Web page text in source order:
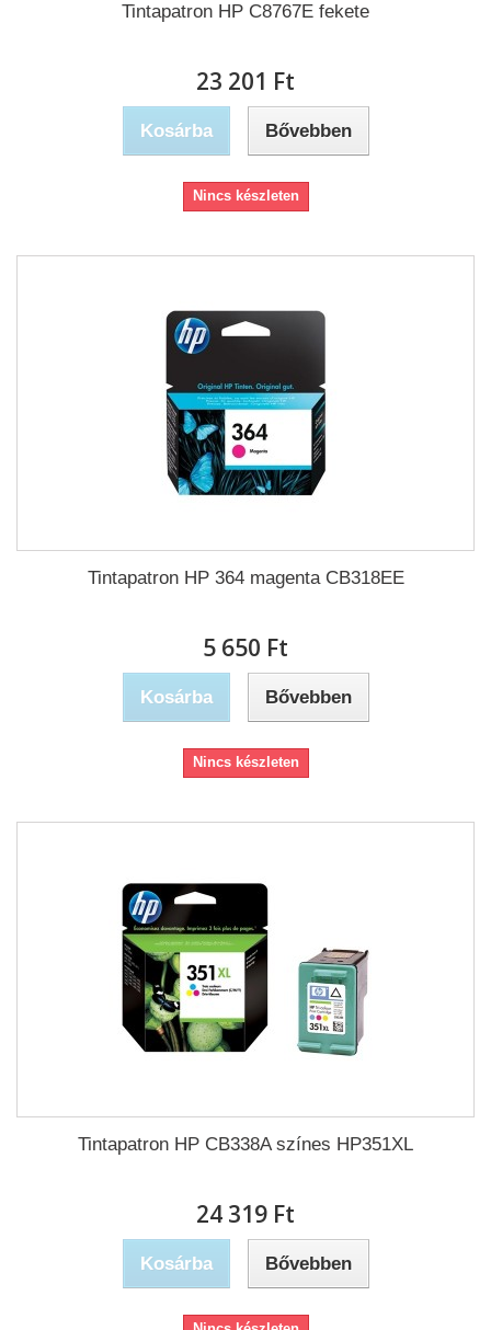
Tintapatron HP C8767E fekete
23 201 Ft‎
Kosárba Bővebben
Nincs készleten
Tintapatron HP 364 magenta CB318EE
5 650 Ft‎
Kosárba Bővebben
Nincs készleten
Tintapatron HP CB338A színes HP351XL
24 319 Ft‎
Kosárba Bővebben